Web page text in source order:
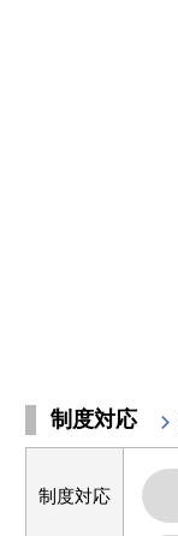
制度対応
制度対応